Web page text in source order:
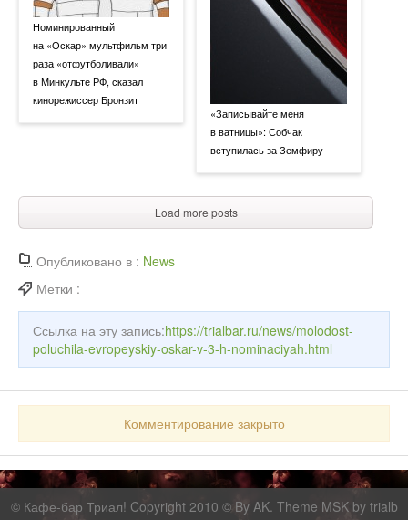
Номинированный
на «Оскар» мультфильм три
раза «отфутболивали»
в Минкульте РФ, сказал
кинорежиссер Бронзит
«Записывайте меня
в ватницы»: Собчак
вступилась за Земфиру
Load more posts
Опубликовано в : News
Метки :
Ссылка на эту запись:https://trialbar.ru/news/molodost-
poluchila-evropeyskiy-oskar-v-3-h-nominaciyah.html
Комментирование закрыто
© Кафе-бар Триал! Copyright 2010 © By AK. Theme MSK by trialb